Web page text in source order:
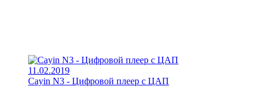
11.02.2019
Cayin N3 - Цифровой плеер с ЦАП